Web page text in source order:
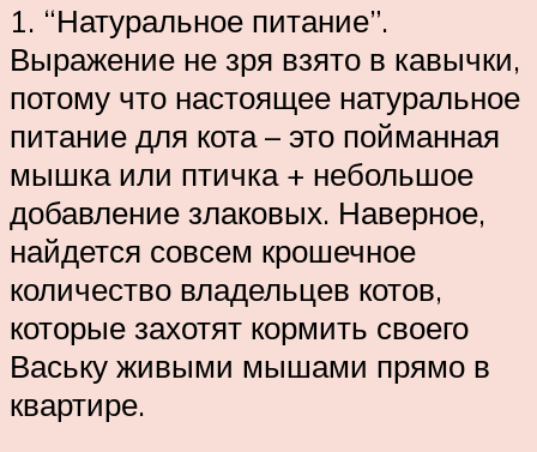
1. “Натуральное питание”.
Выражение не зря взято в кавычки,
потому что настоящее натуральное
питание для кота – это пойманная
мышка или птичка + небольшое
добавление злаковых. Наверное,
найдется совсем крошечное
количество владельцев котов,
которые захотят кормить своего
Ваську живыми мышами прямо в
квартире.